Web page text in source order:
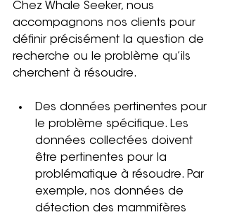
Chez Whale Seeker, nous
accompagnons nos clients pour
définir précisément la question de
recherche ou le problème qu’ils
cherchent à résoudre.
Des données pertinentes pour
le problème spécifique. Les
données collectées doivent
être pertinentes pour la
problématique à résoudre. Par
exemple, nos données de
détection des mammifères